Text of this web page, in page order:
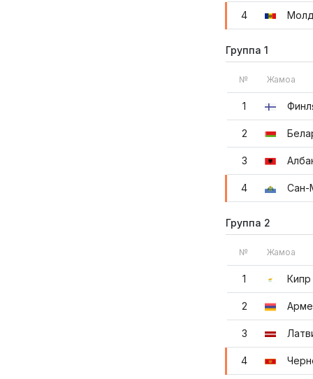
4
Группа 1
№ Жамоа
1
2
3
4 Сан-
Группа 2
№ Жамоа
1 Кипр
2
3
4